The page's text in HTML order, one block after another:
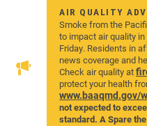
AIR QUALITY
Smoke from the
to impact air quality
Friday. Residents in
news coverage and
Check air quality at
protect your health
www.baaqmd.gov/
not expected to
standard. A Spare